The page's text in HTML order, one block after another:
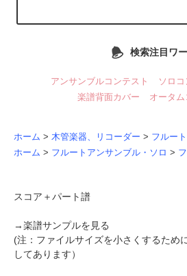
検索注目ワ
アンサンブルコンテスト ソロコ
楽譜背面カバー
オータム
ホーム > 木管楽器、リコーダー > フルー
ホーム > フルートアンサンブル・ソロ >
スコア＋パート譜
→楽譜サンプルを見る
(注：ファイルサイズを小さくするため
してあります）